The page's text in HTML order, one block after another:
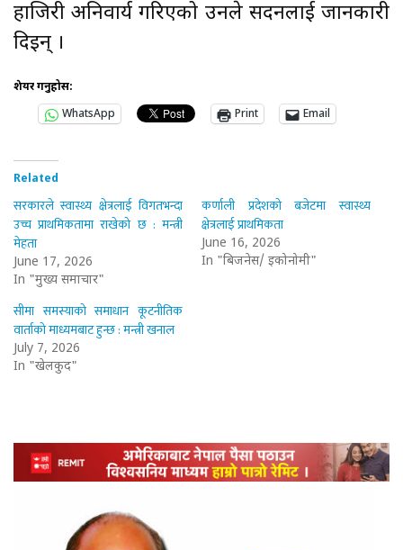
हाजिरी अनिवार्य गरिएको उनले सदनलाई जानकारी
दिइन् ।
शेयर गर्नुहोस:
WhatsApp
Print Email
Related
सरकारले स्वास्थ्य क्षेत्रलाई विगतभन्दा
उच्च प्राथमिकतामा राखेको छ : मन्त्री
मेहता
June 17, 2026
In "मुख्य समाचार"
कर्णाली प्रदेशको बजेटमा स्वास्थ्य
क्षेत्रलाई प्राथमिकता
June 16, 2026
In "बिजनेस/ इकोनोमी"
सीमा समस्याको समाधान कूटनीतिक
वार्ताको माध्यमबाट हुन्छ : मन्त्री खनाल
July 7, 2026
In "खेलकुद"